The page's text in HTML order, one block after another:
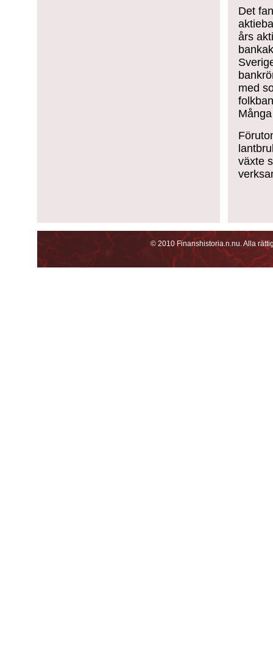
Det
års
med
växte
© 2010 Finanshistoria.n.nu. Alla